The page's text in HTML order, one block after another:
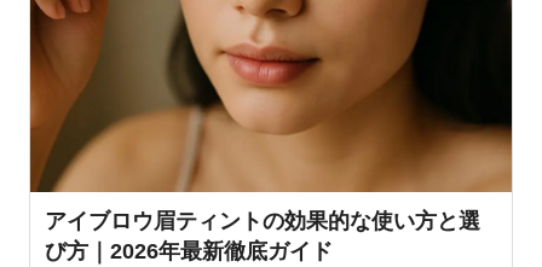
アイブロウ眉ティントの効果的な使い方と選
び方｜2026年最新徹底ガイド